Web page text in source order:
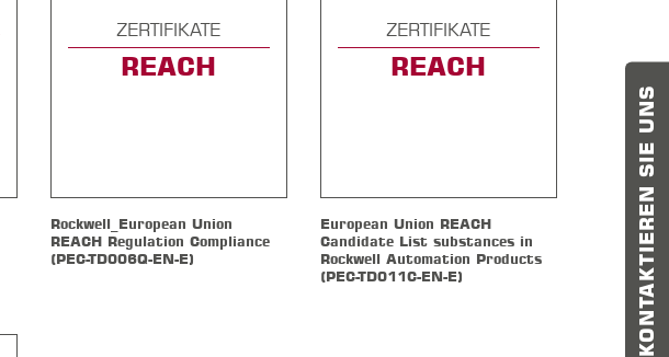
ZERTIFIKATE
REACH
Rockwell_European Union
REACH Regulation Compliance
(PEC-TD006Q-EN-E)
ZERTIFIKATE
REACH
European Union REACH
Candidate List substances in
Rockwell Automation Products
(PEC-TD011C-EN-E)
KONTAKTIEREN SIE UNS